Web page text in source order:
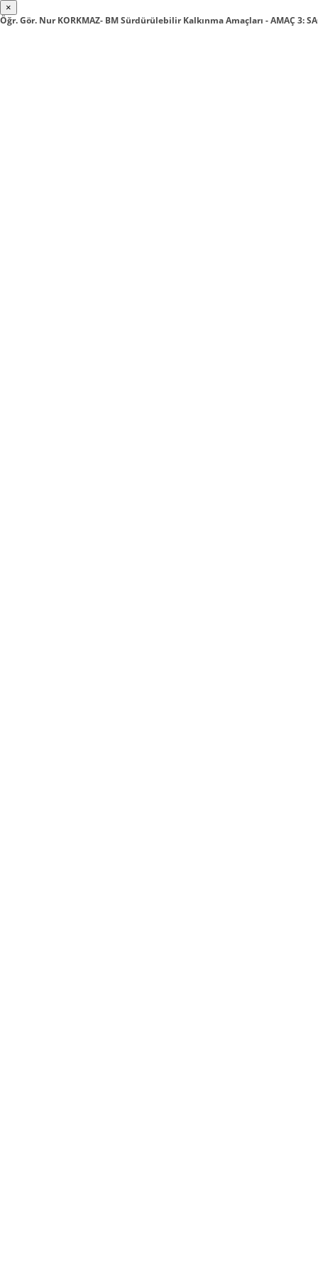
×
Öğr. Gör. Nur KORKMAZ- BM Sürdürülebilir Kalkınma Amaçları - AMAÇ 3: